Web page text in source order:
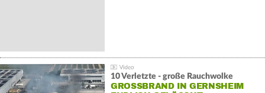
10 Verletzte - große Rauchwolke
GROSSBRAND IN GERNSHEIM E